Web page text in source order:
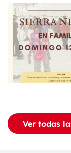
Ver todas